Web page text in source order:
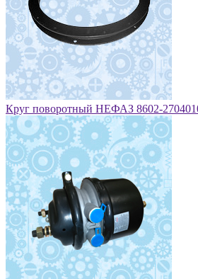
Круг поворотный НЕФАЗ 8602-